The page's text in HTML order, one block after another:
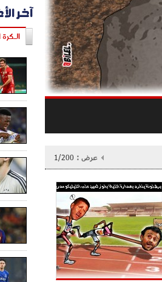
عرض : 1/200
آخر
الـكرة